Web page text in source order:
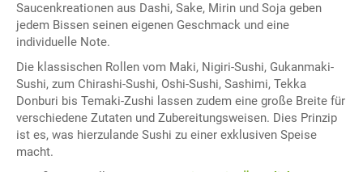
Saucenkreationen aus Dashi, Sake, Mirin und Soja geben
jedem Bissen seinen eigenen Geschmack und eine
individuelle Note.
Die klassischen Rollen vom Maki, Nigiri-Sushi, Gukanmaki-
Sushi, zum Chirashi-Sushi, Oshi-Sushi, Sashimi, Tekka
Donburi bis Temaki-Zushi lassen zudem eine große Breite für
verschiedene Zutaten und Zubereitungsweisen. Dies Prinzip
ist es, was hierzulande Sushi zu einer exklusiven Speise
macht.